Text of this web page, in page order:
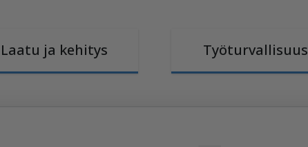
Laatu ja kehitys Työturvallisuus